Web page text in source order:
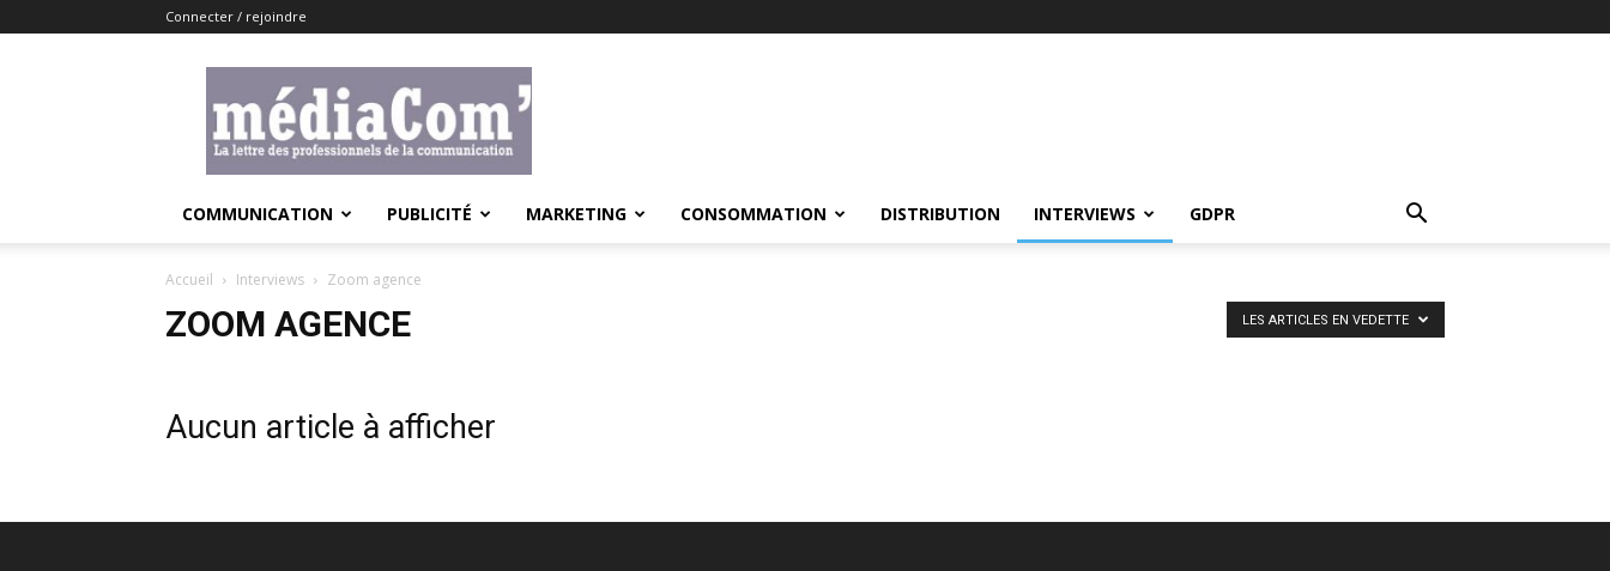
Connecter / rejoindre
COMMUNICATION PUBLICITÉ MARKETING CONSOMMATION DISTRIBUTION INTERVIEWS GDPR
Accueil Interviews Zoom agence
ZOOM AGENCE LES ARTICLES EN VEDETTE
Aucun article à afficher